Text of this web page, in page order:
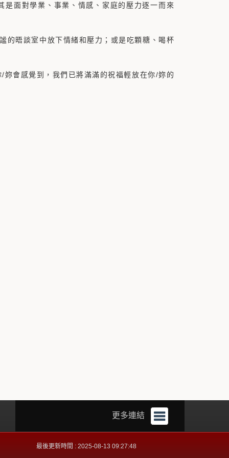
面對學業、事業、情感、家庭的壓力逐一而來
的晤談室中放下情緒和壓力；或是吃顆糖、喝杯
會感覺到，我們已將滿滿的祝福輕放在你/妳的
更多連結
最後更新時間 : 2025-08-13 09:27:48